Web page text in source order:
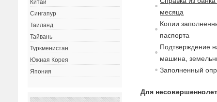
месяца
Копии
паспорта
Подтверждение
машина,
Заполненный
Для
Китай
Сингапур
Таиланд
Тайвань
Туркменистан
Южная Корея
Япония